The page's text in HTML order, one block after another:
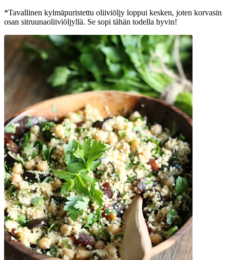
*Tavallinen kylmäpuristettu oliiviöljy loppui kesken, joten korvasin
osan sitruunaoliiviöljyllä. Se sopi tähän todella hyvin!